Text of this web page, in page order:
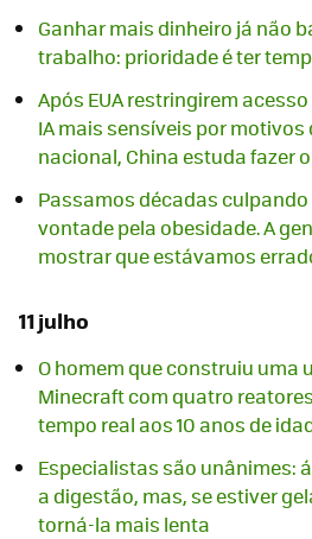
Ganhar mais dinheiro já não
trabalho: prioridade é ter
Após EUA restringirem
IA mais sensíveis por motivos
nacional, China estuda fazer
Passamos décadas
vontade pela obesidade. A
mostrar que estávamos
11 julho
O homem que construiu uma
Minecraft com quatro
tempo real aos 10 anos de
Especialistas são unânimes:
a digestão, mas, se estiver
torná-la mais lenta